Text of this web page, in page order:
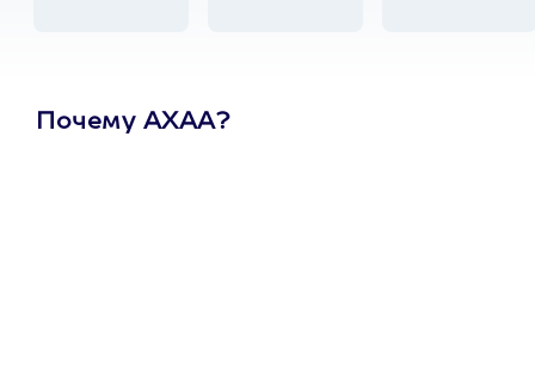
Почему АХАА?